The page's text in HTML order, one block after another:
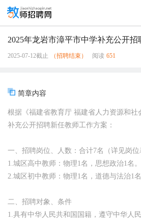
2025年龙岩市漳平市中学补充公开招
2025-07-12截止 （招聘结束） 阅读 651
简章内容
根据《福建省教育厅 福建省人力资源和
补充公开招聘新任教师工作方案：
一、招聘岗位、人数：合计7名（详见岗位
1.城区高中教师：物理1名，思想政治1名。
2.城区初中教师：物理1名，道德与法治1名
二、招聘对象、条件
1.具有中华人民共和国国籍，遵守中华人